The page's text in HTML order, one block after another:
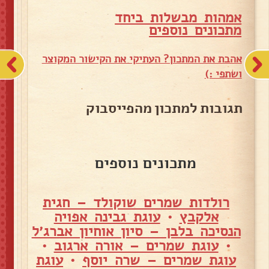
אמהות מבשלות ביחד
מתכונים נוספים
אהבת את המתכון? העתיקי את הקישור המקוצר
ושתפי :)
תגובות למתכון מהפייסבוק
מתכונים נוספים
רולדות שמרים שוקולד – חגית
אלקבץ •עוגת גבינה אפויה
הנסיכה בלבן – סיון אוחיון אברג׳ל
•עוגת שמרים – אורה ארגוב •
עוגת שמרים – שרה יוסף •עוגת